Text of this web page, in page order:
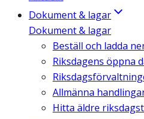
Dokument & lagar
Dokument & lagar
Beställ och ladda
Riksdagens öppna
Allmänna
Hitta äldre